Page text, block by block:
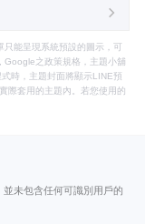
能呈現系統預設的圖示，可
Google之政策規格，主題小舖
時，主題封面將顯示LINE預
際套用的主題內。若您使用的
未包含任何可識別用戶的